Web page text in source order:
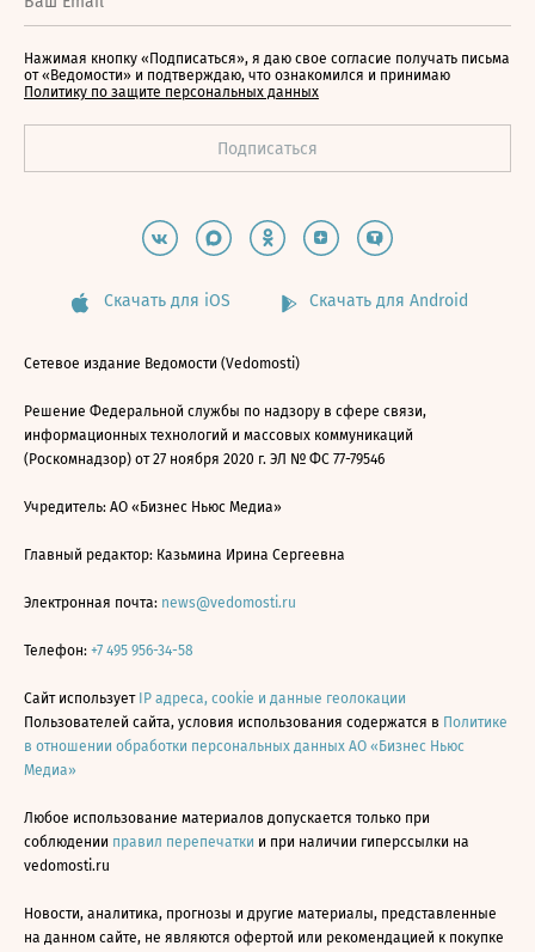
Нажимая кнопку «Подписаться», я даю свое согласие получать письма
от «Ведомости» и подтверждаю, что ознакомился и принимаю
Политику по защите персональных данных
Скачать для iOS Скачать для Android
Сетевое издание Ведомости (Vedomosti)
Решение Федеральной службы по надзору в сфере связи,
информационных технологий и массовых коммуникаций
(Роскомнадзор) от 27 ноября 2020 г. ЭЛ № ФС 77-79546
Учредитель: АО «Бизнес Ньюс Медиа»
Главный редактор: Казьмина Ирина Сергеевна
Электронная почта: news@vedomosti.ru
Телефон: +7 495 956-34-58
Сайт использует IP адреса, cookie и данные геолокации
Пользователей сайта, условия использования содержатся в Политике
в отношении обработки персональных данных АО «Бизнес Ньюс
Медиа»
Любое использование материалов допускается только при
соблюдении правил перепечатки и при наличии гиперссылки на
vedomosti.ru
Новости, аналитика, прогнозы и другие материалы, представленные
на данном сайте, не являются офертой или рекомендацией к покупке